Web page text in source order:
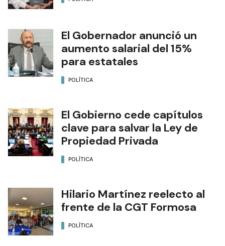
El Gobernador anunció un
aumento salarial del 15%
para estatales
POLÍTICA
El Gobierno cede capítulos
clave para salvar la Ley de
Propiedad Privada
POLÍTICA
Hilario Martínez reelecto al
frente de la CGT Formosa
POLÍTICA